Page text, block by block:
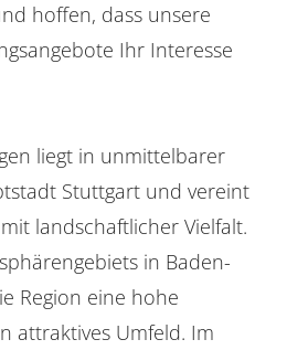
hoffen, dass unsere
Ihr Interesse
liegt in unmittelbarer
Stuttgart und vereint
landschaftlicher Vielfalt.
in Baden-
Region eine hohe
attraktives Umfeld. Im